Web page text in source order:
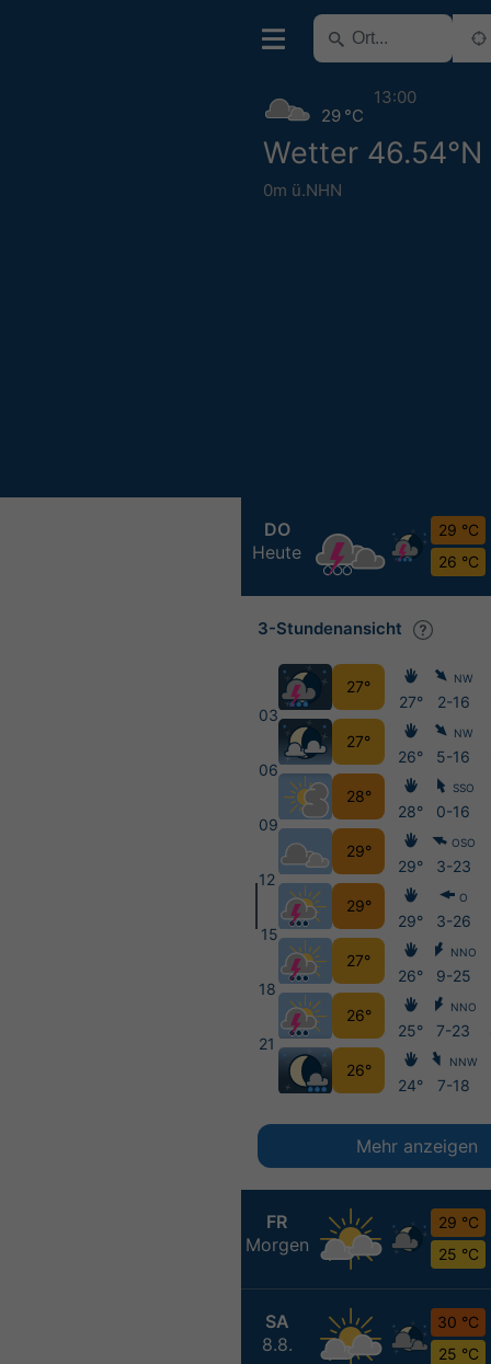
Wetter 46.54°N
0m ü.NHN
29 °C
13:00
DO
Heute
29 °C
26 °C
FR
Morgen
29 °C
25 °C
SA
8.8.
30 °C
25 °C
3-Stundenansicht
03
06
09
12
15
18
21
27°
27°
28°
29°
29°
27°
26°
26°
27°
26°
28°
29°
29°
26°
25°
24°
NW
2-16
NW
5-16
SSO
0-16
OSO
3-23
O
3-26
NNO
9-25
NNO
7-23
NNW
7-18
Mehr anzeigen